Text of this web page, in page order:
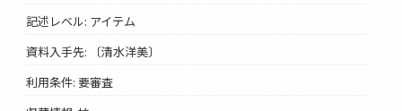
記述レベル: アイテム
資料入手先: 〔清水洋美〕
利用条件: 要審査